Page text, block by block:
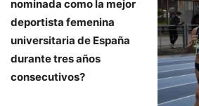
nominada como la mejor
deportista femenina
universitaria de España
durante tres años
consecutivos?